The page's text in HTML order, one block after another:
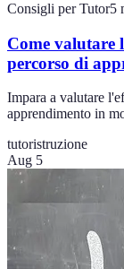
Consigli per Tutor5
Come valutare
percorso di
Impara a valutare
apprendimento in
tutoristruzione
Aug 5